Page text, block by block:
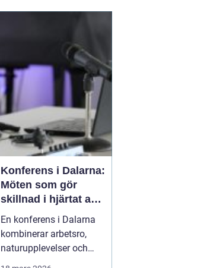
många att se över sin
telefoni, men
förändringen öppnar
också för smart...
Konferens i Dalarna:
Möten som gör
skillnad i hjärtat av
sverige
En konferens i Dalarna
kombinerar arbetsro,
naturupplevelser och